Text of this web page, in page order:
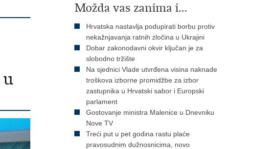
u
Možda vas zanima i...
Hrvatska nastavlja podupirati borbu protiv
nekažnjavanja ratnih zločina u Ukrajini
Dobar zakonodavni okvir ključan je za
slobodno tržište
Na sjednici Vlade utvrđena visina naknade
troškova izborne promidžbe za izbor
zastupnika u Hrvatski sabor i Europski
parlament
Gostovanje ministra Malenice u Dnevniku
Nove TV
Treći put u pet godina rastu plaće
pravosudnim dužnosnicima, novo